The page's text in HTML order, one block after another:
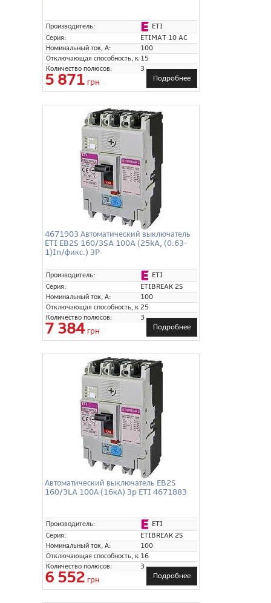
Производитель:
ETI
Серия:
ETIMAT 10 AC
Номинальный ток, А:
100
Отключающая способность, кА:15
Количество полюсов:
3
5 871 грн Подробнее
4671903 Автоматический выключатель
ETI EB2S 160/3SA 100A (25kA, (0.63-
1)In/фикс.) 3P
Производитель:
ETI
Серия:
ETIBREAK 2S
Номинальный ток, А:
100
Отключающая способность, кА:25
Количество полюсов:
3
7 384грн Подробнее
Автоматический выключатель EB2S
160/3LA 100А (16кА) 3p ETI 4671883
Производитель:
ETI
Серия:
ETIBREAK 2S
Номинальный ток, А:
100
Отключающая способность, кА:16
Количество полюсов:
3
6 552 грн Подробнее